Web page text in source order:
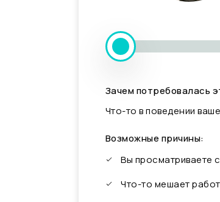
Зачем потребовалась
Что-то в поведении
Возможные причины:
Вы просматриваете
Что-то мешает